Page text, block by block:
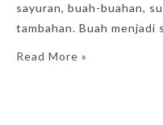
sayuran, buah-buahan,
tambahan. Buah menjadi
Read More »